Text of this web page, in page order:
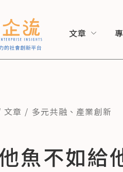
文章
文章 多元共融 、 產業創新
魚不如給